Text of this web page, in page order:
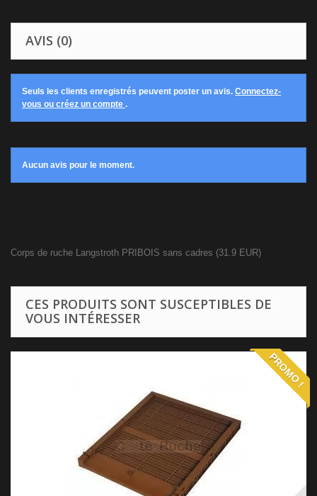
AVIS (0)
Seuls les clients enregistrés peuvent poster un avis. Connectez-
vous ou créez un compte .
Aucun avis pour le moment.
Corps de ruche Langstroth PRIBOIS sans cadres (31.9 EUR)
CES PRODUITS SONT SUSCEPTIBLES DE
VOUS INTÉRESSER
PROMO !